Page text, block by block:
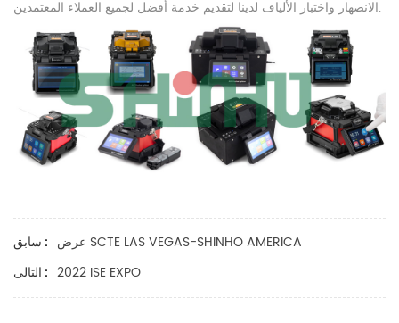
الانصهار واختبار الألياف لدينا لتقديم خدمة أفضل لجميع العملاء المعتمدين.
سابق : عرض SCTE LAS VEGAS-SHINHO AMERICA
التالى : 2022 ISE EXPO